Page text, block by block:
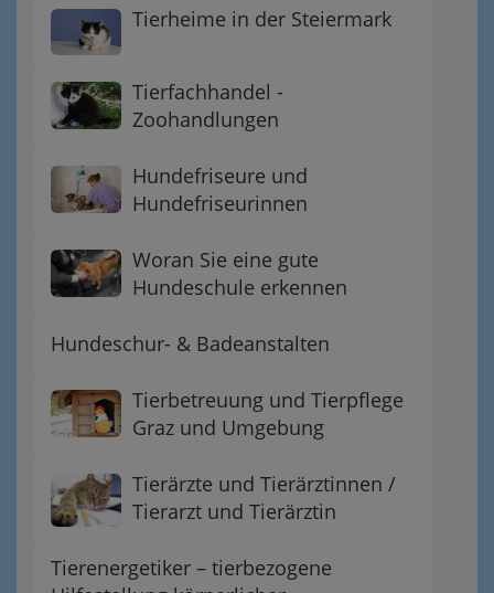
Tierheime in der Steiermark
Tierfachhandel -
Zoohandlungen
Hundefriseure und
Hundefriseurinnen
Woran Sie eine gute
Hundeschule erkennen
Hundeschur- & Badeanstalten
Tierbetreuung und Tierpflege
Graz und Umgebung
Tierärzte und Tierärztinnen /
Tierarzt und Tierärztin
Tierenergetiker – tierbezogene